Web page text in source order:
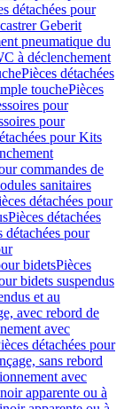
détachées pour
Geberit
pneumatique du
à déclenchement
Pièces détachées
touchePièces
pour
pour
pour Kits
commandes de
sanitaires
détachées pour
Pièces détachées
détachées pour
bidetsPièces
bidets suspendus
et au
avec rebord de
avec
détachées pour
sans rebord
avec
apparente ou à